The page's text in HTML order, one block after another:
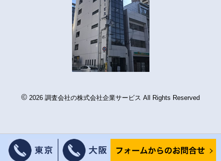
© 2026 調査会社の株式会社企業サービス All Rights Reserved